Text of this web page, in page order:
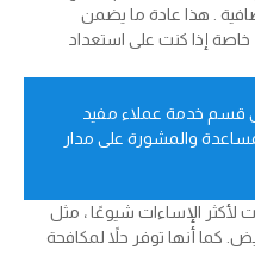
. هذا عادة ما يضمن
إذا كنت على استعداد
قسم خدمة عملاء مفيد
والمشورة على مدار
لأكثر الإساءات شيوعًا ، مثل
كما أنها توفر حلاً لمكافحة